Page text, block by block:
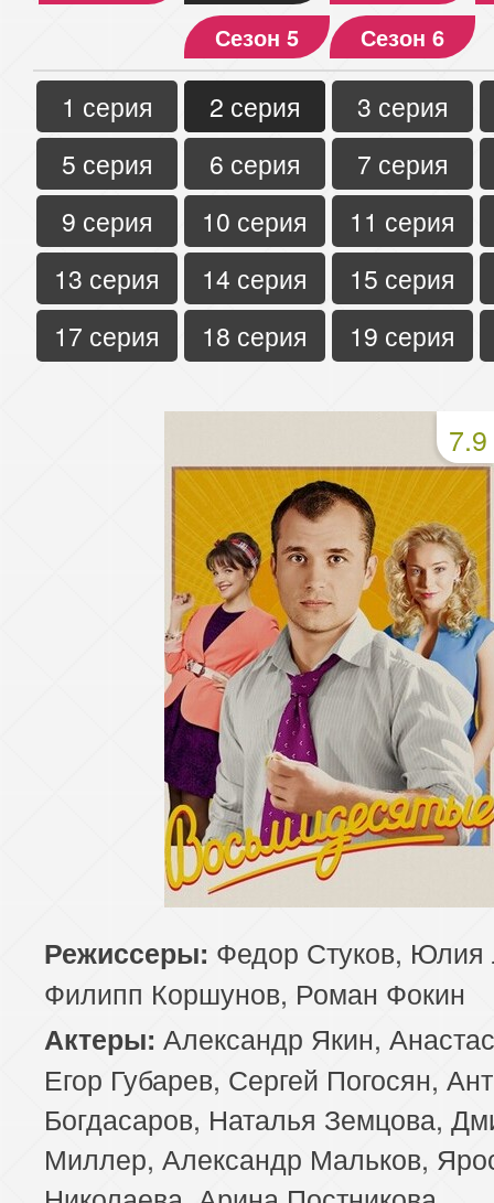
Сезон 5
Сезон 6
1 серия 2 серия
3 серия
5 серия
6 серия
7 серия
9 серия
10 серия
11 серия
13 серия
14 серия
15 серия
17 серия
18 серия 19 серия
7.9
Режиссеры: Федор Стуков, Юлия
Филипп Коршунов, Роман Фокин
Актеры: Александр Якин,
Егор Губарев, Сергей Погосян,
Богдасаров, Наталья Земцова,
Миллер, Александр Мальков,